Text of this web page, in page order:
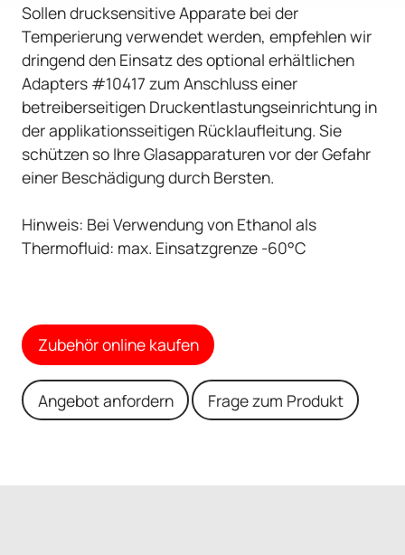
Sollen drucksensitive Apparate bei der
Temperierung verwendet werden, empfehlen wir
dringend den Einsatz des optional erhältlichen
Adapters #10417 zum Anschluss einer
betreiberseitigen Druckentlastungseinrichtung in
der applikationsseitigen Rücklaufleitung. Sie
schützen so Ihre Glasapparaturen vor der Gefahr
einer Beschädigung durch Bersten.
Hinweis: Bei Verwendung von Ethanol als
Thermofluid: max. Einsatzgrenze -60°C
Zubehör online kaufen
Angebot anfordern Frage zum Produkt